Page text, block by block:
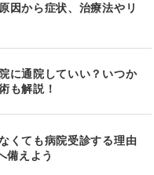
因から症状、治療法やリ
に通院していい？いつか
も解説！
くても病院受診する理由
備えよう